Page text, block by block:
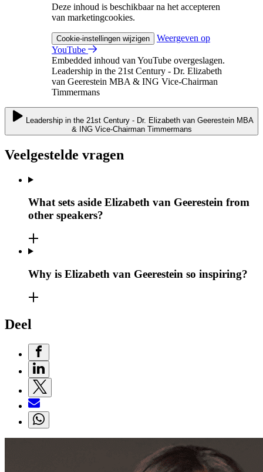
Deze inhoud is beschikbaar na het accepteren
van marketingcookies.
Cookie-instellingen wijzigen
Weergeven op
YouTube
Embedded inhoud van YouTube overgeslagen.
Leadership in the 21st Century - Dr. Elizabeth
van Geerestein MBA & ING Vice-Chairman
Timmermans
Leadership in the 21st Century - Dr. Elizabeth van Geerestein MBA
& ING Vice-Chairman Timmermans
Veelgestelde vragen
What sets aside Elizabeth van Geerestein from
other speakers?
Why is Elizabeth van Geerestein so inspiring?
Deel